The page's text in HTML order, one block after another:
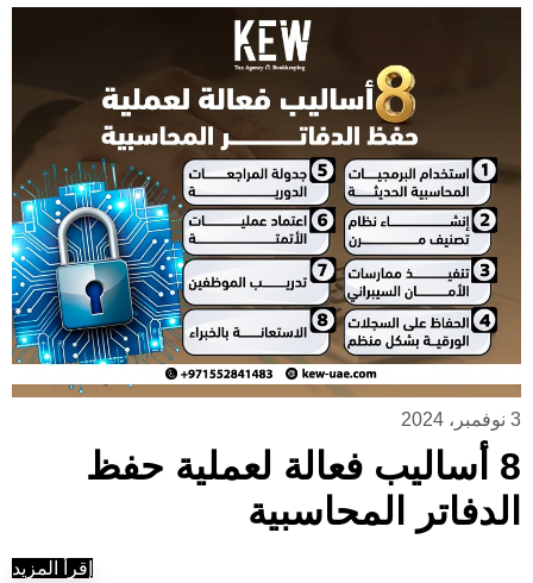
3 نوفمبر، 2024
8 أساليب فعالة لعملية حفظ
الدفاتر المحاسبية
إقرأ المزيد